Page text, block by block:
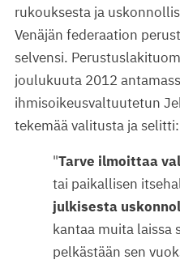
rukouksesta ja
Venäjän federaation
selvensi.
joulukuuta 2012
ihmisoikeusvaltuutetun
tekemää valitusta ja selitti:
"Tarve ilmoittaa
tai paikallisen
julkisesta
kantaa muita laissa
pelkästään sen